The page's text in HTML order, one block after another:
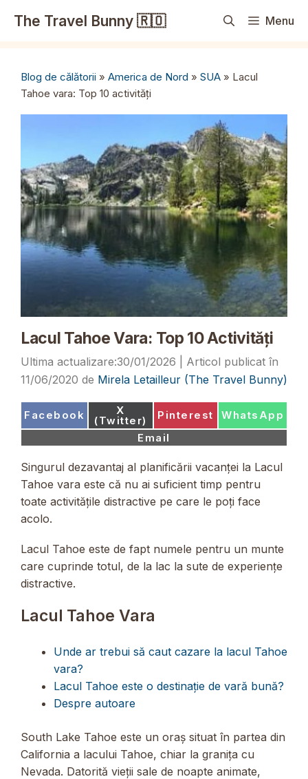
The Travel Bunny 🇷🇴 Menu
Blog de călătorii » America de Nord » SUA » Lacul
Tahoe vara: Top 10 activități
Lacul Tahoe Vara: Top 10 Activități
30/01/2026
11/06/2020 de Mirela Letailleur (The Travel Bunny)
Share
Facebook Share
on
X
(Twitter) Share
Pinterest Share
WhatsApp
Share
on
Email
Singurul dezavantaj al planificării vacanței la Lacul
Tahoe vara este că nu ai suficient timp pentru
toate activitățile distractive pe care le poți face
acolo.
Lacul Tahoe este de fapt numele pentru un munte
care cuprinde totul, de la lac la sute de experiențe
distractive.
Lacul Tahoe Vara
Unde ar trebui să caut cazare la lacul Tahoe
vara?
Lacul Tahoe este o destinație de vară bună?
Despre autoare
South Lake Tahoe este un oraș situat în partea din
California a lacului Tahoe, chiar la granița cu
Nevada. Datorită vieții sale de noapte animate,